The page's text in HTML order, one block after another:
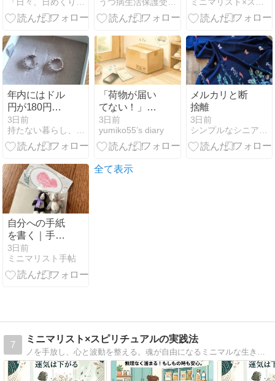
に。
『日々、日めくり。』
MOONRAKERS
のムーンテッ
パンツが届き
ました
うつ病生活保護受給者のミニマルライフ
習慣8選
ミニマリスト×スピリチュアルの実践法
年内にはドル
円が180円
に？夏の資産
保全にはホワ
イトゴールド
す。
3日前
持たない暮らし、使い切る暮らし。
「荷物が届い
てない！」の
大騒ぎ｜宅配
便をめぐる、
我が家のドタ
3日前
yumiko55’s diary
メルカリと断
捨離
3日前
シンプルなシニア暮らし。
自分への手紙
を書く｜手帳
会議の前に、
今の気持ちを
整える時間
3日前
ミニマリスト手帖
全て表示
7
ミニマリスト×スピリチュアルの実践法
ノを手放し、心と波動を整える。魂が自由になるミニマルな生き方の実践法を紹介